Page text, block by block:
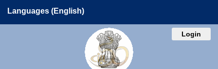
Languages (English)
Login